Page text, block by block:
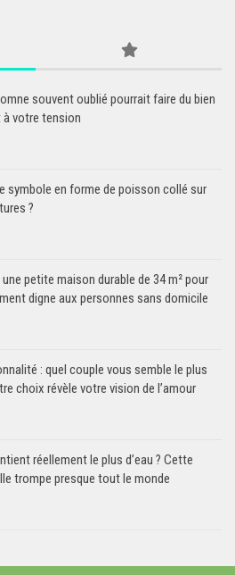
souvent oublié pourrait faire du bien
à votre tension
symbole en forme de poisson collé sur
?
une petite maison durable de 34 m² pour
digne aux personnes sans domicile
: quel couple vous semble le plus
choix révèle votre vision de l’amour
réellement le plus d’eau ? Cette
trompe presque tout le monde